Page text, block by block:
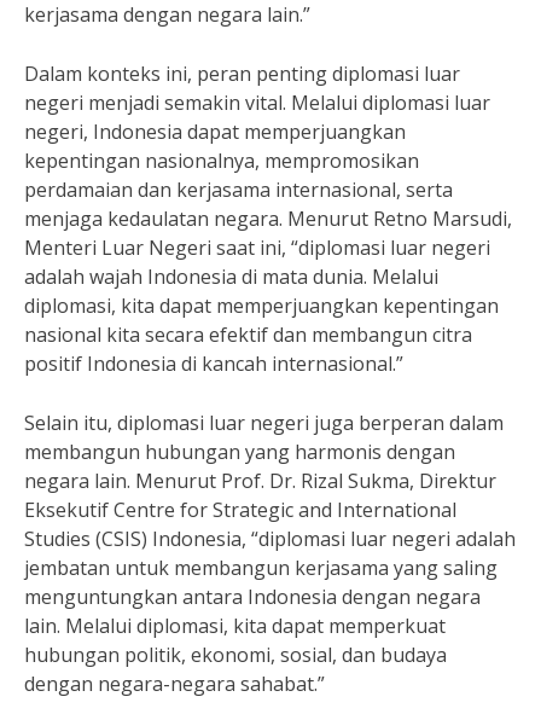
kerjasama dengan negara lain.”
Dalam konteks ini, peran penting diplomasi luar
negeri menjadi semakin vital. Melalui diplomasi luar
negeri, Indonesia dapat memperjuangkan
kepentingan nasionalnya, mempromosikan
perdamaian dan kerjasama internasional, serta
menjaga kedaulatan negara. Menurut Retno Marsudi,
Menteri Luar Negeri saat ini, “diplomasi luar negeri
adalah wajah Indonesia di mata dunia. Melalui
diplomasi, kita dapat memperjuangkan kepentingan
nasional kita secara efektif dan membangun citra
positif Indonesia di kancah internasional.”
Selain itu, diplomasi luar negeri juga berperan dalam
membangun hubungan yang harmonis dengan
negara lain. Menurut Prof. Dr. Rizal Sukma, Direktur
Eksekutif Centre for Strategic and International
Studies (CSIS) Indonesia, “diplomasi luar negeri adalah
jembatan untuk membangun kerjasama yang saling
menguntungkan antara Indonesia dengan negara
lain. Melalui diplomasi, kita dapat memperkuat
hubungan politik, ekonomi, sosial, dan budaya
dengan negara-negara sahabat.”